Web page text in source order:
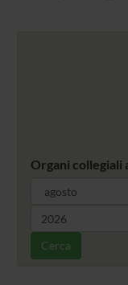
Organi collegiali
Cerca